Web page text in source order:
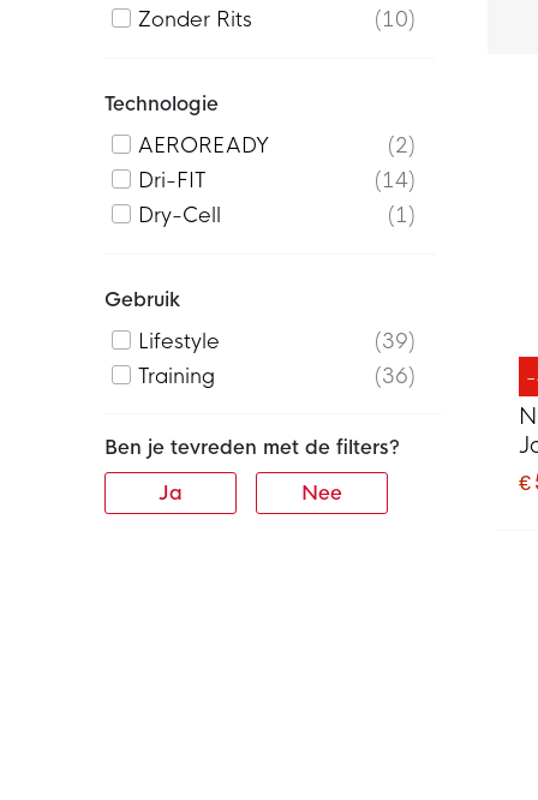
€
Zonder Rits
10
Technologie
AEROREADY
2
Dri-FIT
14
Dry-Cell
1
Gebruik
Lifestyle
39
Training
36
Ben je tevreden met de filters?
Ja
Nee